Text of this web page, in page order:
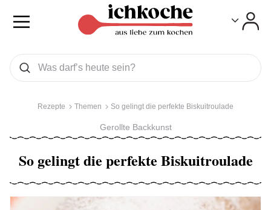
Was wollen Sie suchen
Suchen
Rezepte Themen So gelingt die perfekte Biskuitroulade
Gerollte Backkunst
So gelingt die perfekte Biskuitroulade